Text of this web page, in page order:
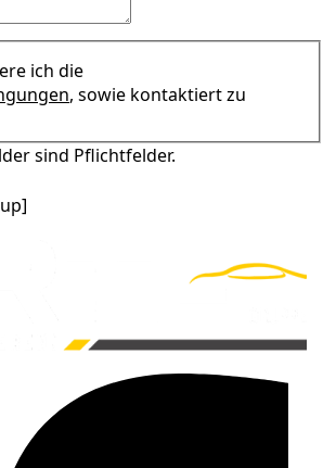
ich die
, sowie kontaktiert zu
sind Pflichtfelder.